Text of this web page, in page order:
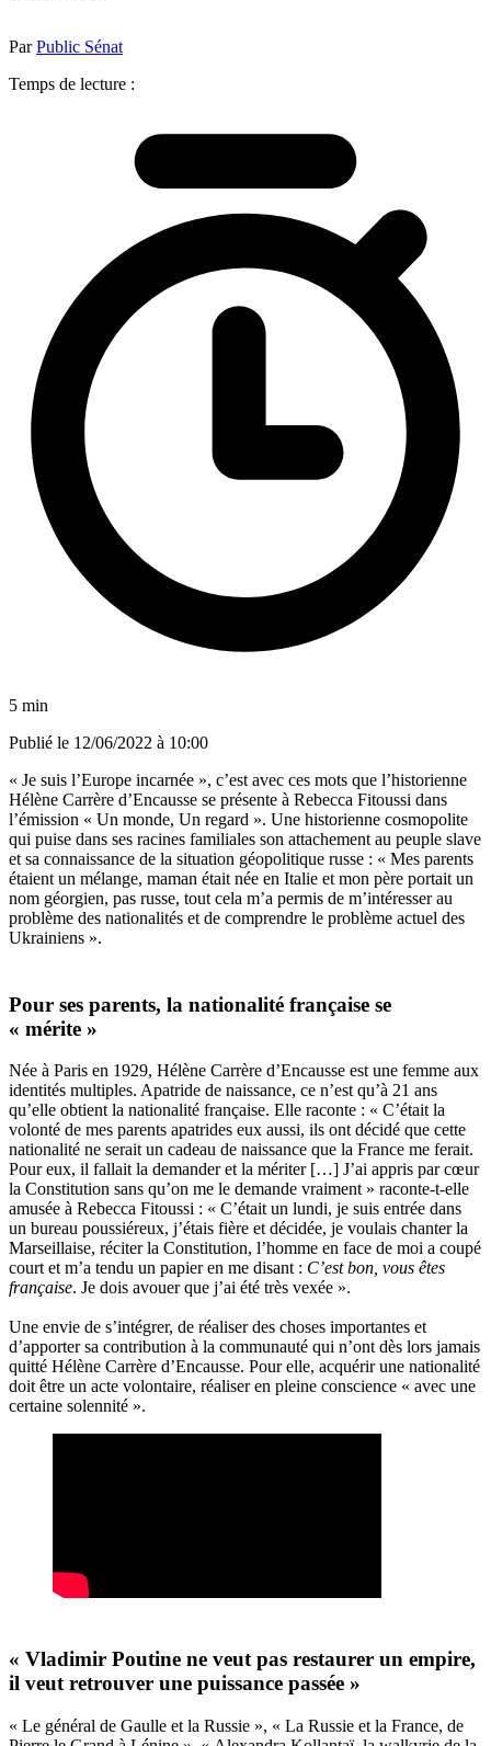
ParPublic Sénat
Temps de lecture :
5 min
Publié le 12/06/2022 à 10:00
« Je suis l’Europe incarnée », c’est avec ces mots que l’historienne
Hélène Carrère d’Encausse se présente à Rebecca Fitoussi dans
l’émission « Un monde, Un regard ». Une historienne cosmopolite
qui puise dans ses racines familiales son attachement au peuple slave
et sa connaissance de la situation géopolitique russe : « Mes parents
étaient un mélange, maman était née en Italie et mon père portait un
nom géorgien, pas russe, tout cela m’a permis de m’intéresser au
problème des nationalités et de comprendre le problème actuel des
Ukrainiens ».
Pour ses parents, la nationalité française se
« mérite »
Née à Paris en 1929, Hélène Carrère d’Encausse est une femme aux
identités multiples. Apatride de naissance, ce n’est qu’à 21 ans
qu’elle obtient la nationalité française. Elle raconte : « C’était la
volonté de mes parents apatrides eux aussi, ils ont décidé que cette
nationalité ne serait un cadeau de naissance que la France me ferait.
Pour eux, il fallait la demander et la mériter […] J’ai appris par cœur
la Constitution sans qu’on me le demande vraiment » raconte-t-elle
amusée à Rebecca Fitoussi : « C’était un lundi, je suis entrée dans
un bureau poussiéreux, j’étais fière et décidée, je voulais chanter la
Marseillaise, réciter la Constitution, l’homme en face de moi a coupé
court et m’a tendu un papier en me disant : C’est bon, vous êtes
française. Je dois avouer que j’ai été très vexée ».
Une envie de s’intégrer, de réaliser des choses importantes et
d’apporter sa contribution à la communauté qui n’ont dès lors jamais
quitté Hélène Carrère d’Encausse. Pour elle, acquérir une nationalité
doit être un acte volontaire, réaliser en pleine conscience « avec une
certaine solennité ».
« Vladimir Poutine ne veut pas restaurer un empire,
il veut retrouver une puissance passée »
« Le général de Gaulle et la Russie », « La Russie et la France, de